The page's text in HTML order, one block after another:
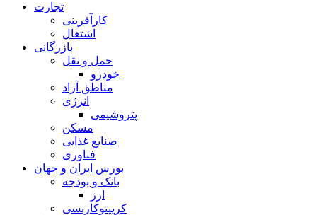
تجارت
کارآفرینی
اشتغال
بازرگانی
حمل و نقل
خودرو
مناطق آزاد
انرژی
پتروشیمی
مسکن
صنایع غذایی
فناوری
بورس ایران و جهان
بانک و بودجه
ارز
کریپتوکارنسی